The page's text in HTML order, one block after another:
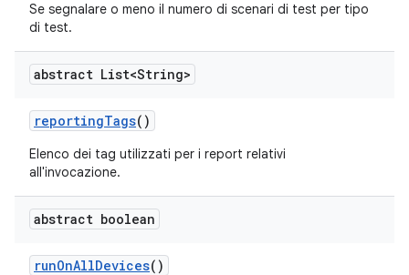
Se segnalare o meno il numero di scenari di test per tipo
di test.
abstract List<String>
reportingTags()
Elenco dei tag utilizzati per i report relativi
all'invocazione.
abstract boolean
runOnAllDevices()